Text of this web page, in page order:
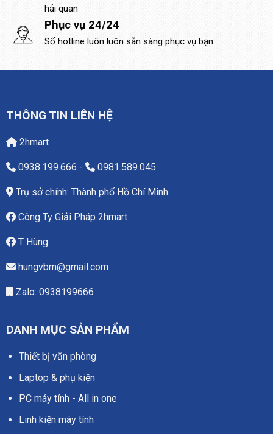
hải quan
Phục vụ 24/24
Số hotline luôn luôn sẵn sàng phục vụ bạn
THÔNG TIN LIÊN HỆ
2hmart
0938.199.666 - 0981.589.045
Trụ sở chính: Thành phố Hồ Chí Minh
Công Ty Giải Pháp 2hmart
T Hùng
hungvbm@gmail.com
Zalo: 0938199666
DANH MỤC SẢN PHẨM
Thiết bị văn phòng
Laptop & phụ kiện
PC máy tính - All in one
Linh kiện máy tính